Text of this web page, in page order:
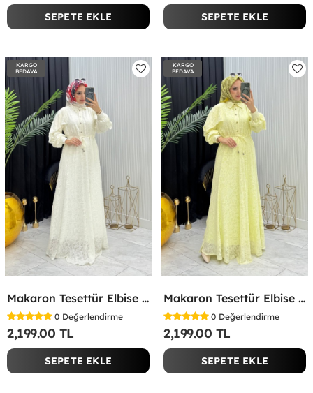
SEPETE EKLE SEPETE EKLE
KARGO
BEDAVA
Makaron Tesettür Elbise Beyaz Beyaz
0 Değerlendirme
2,199.00 TL
SEPETE EKLE
KARGO
BEDAVA
Makaron Tesettür Elbise Sarı Sarı
0 Değerlendirme
2,199.00 TL
SEPETE EKLE